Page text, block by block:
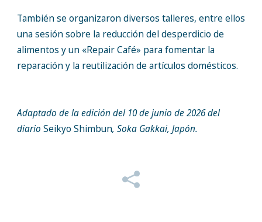
También se organizaron diversos talleres, entre ellos
una sesión sobre la reducción del desperdicio de
alimentos y un «Repair Café» para fomentar la
reparación y la reutilización de artículos domésticos.
Adaptado de la edición del 10 de junio de 2026 del
diario Seikyo Shimbun, Soka Gakkai, Japón.